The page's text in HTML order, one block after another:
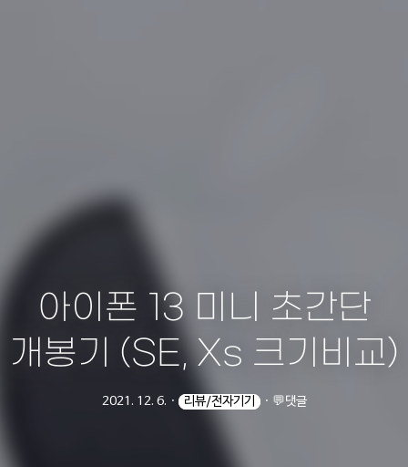
아이폰 13 미니 초간단
개봉기 (SE, Xs 크기비교)
2021. 12. 6. ㆍ 리뷰/전자기기 ㆍ 💬댓글